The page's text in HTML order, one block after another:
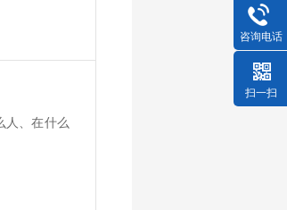
人、在什么
咨询电话
扫一扫